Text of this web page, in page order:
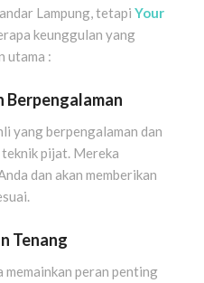
Lampung, tetapi Your
keunggulan yang
utama :
Berpengalaman
yang berpengalaman dan
pijat. Mereka
dan akan memberikan
Tenang
memainkan peran penting